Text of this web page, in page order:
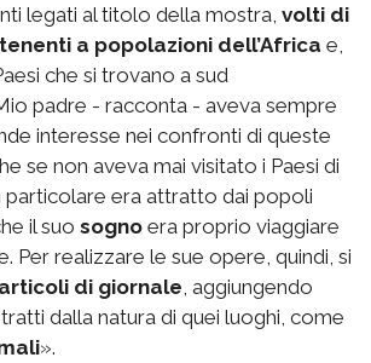
legati al titolo della mostra, volti di
a popolazioni dell’Africa e,
che si trovano a sud
padre - racconta - aveva sempre
interesse nei confronti di queste
se non aveva mai visitato i Paesi di
particolare era attratto dai popoli
il suo sogno era proprio viaggiare
Per realizzare le sue opere, quindi, si
di giornale , aggiungendo
dalla natura di quei luoghi, come
».